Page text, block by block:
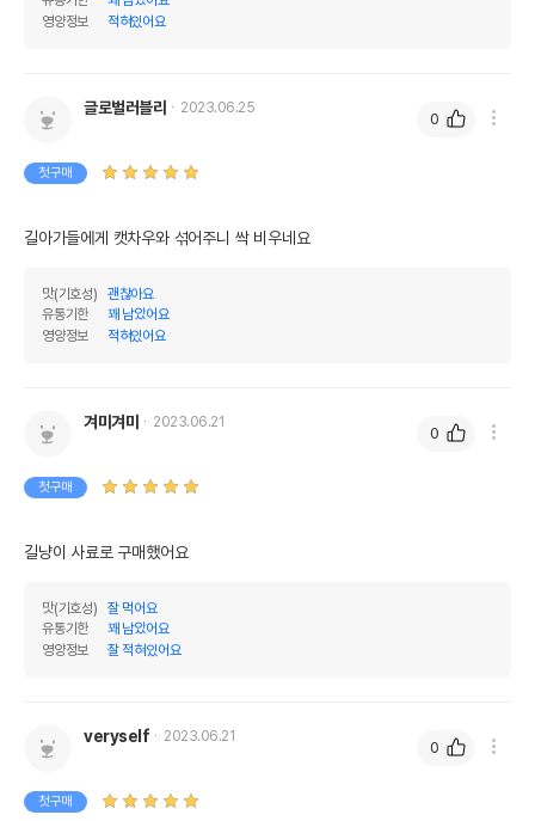
영양정보
적혀있어요
글로벌러블리 2023.06.25
첫구매
길아가들에게 캣차우와 섞어주니 싹 비우네요
맛(기호성)
괜찮아요
유통기한
꽤 남았어요
영양정보
적혀있어요
0
겨미겨미 2023.06.21
첫구매
길냥이 사료로 구매했어요
맛(기호성)
잘 먹어요
유통기한
꽤 남았어요
영양정보
잘 적혀있어요
0
veryself 2023.06.21
첫구매
0